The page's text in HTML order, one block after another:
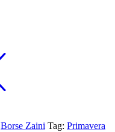
Borse Zaini Tag: Primavera